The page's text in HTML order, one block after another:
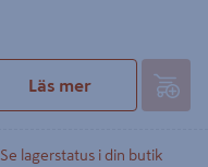
Läs mer
Se lagerstatus i din butik